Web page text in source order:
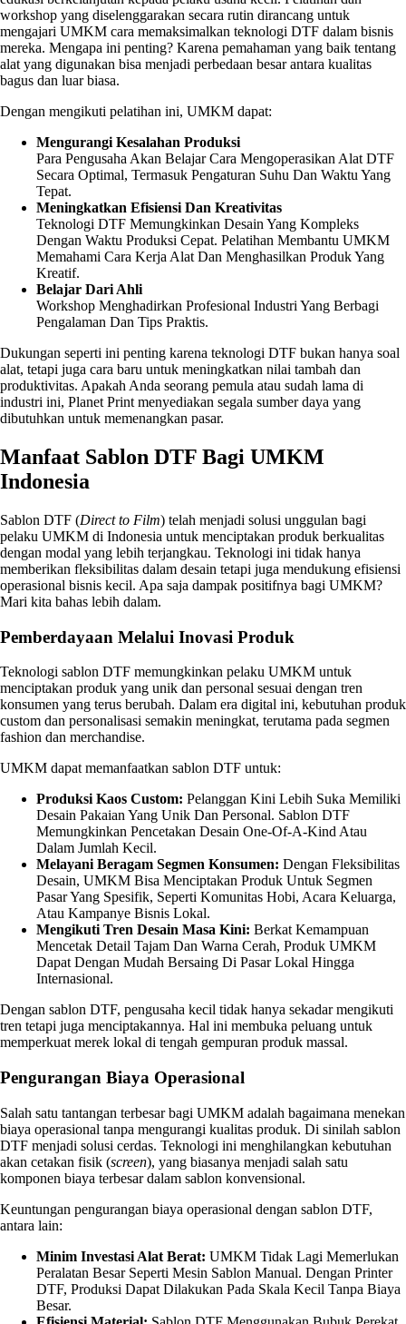
workshop yang diselenggarakan secara rutin dirancang untuk
mengajari UMKM cara memaksimalkan teknologi DTF dalam bisnis
mereka. Mengapa ini penting? Karena pemahaman yang baik tentang
alat yang digunakan bisa menjadi perbedaan besar antara kualitas
bagus dan luar biasa.
Dengan mengikuti pelatihan ini, UMKM dapat:
Mengurangi Kesalahan Produksi
Para Pengusaha Akan Belajar Cara Mengoperasikan Alat DTF
Secara Optimal, Termasuk Pengaturan Suhu Dan Waktu Yang
Tepat.
Meningkatkan Efisiensi Dan Kreativitas
Teknologi DTF Memungkinkan Desain Yang Kompleks
Dengan Waktu Produksi Cepat. Pelatihan Membantu UMKM
Memahami Cara Kerja Alat Dan Menghasilkan Produk Yang
Kreatif.
Belajar Dari Ahli
Workshop Menghadirkan Profesional Industri Yang Berbagi
Pengalaman Dan Tips Praktis.
Dukungan seperti ini penting karena teknologi DTF bukan hanya soal
alat, tetapi juga cara baru untuk meningkatkan nilai tambah dan
produktivitas. Apakah Anda seorang pemula atau sudah lama di
industri ini, Planet Print menyediakan segala sumber daya yang
dibutuhkan untuk memenangkan pasar.
Manfaat Sablon DTF Bagi UMKM
Indonesia
Sablon DTF (Direct to Film) telah menjadi solusi unggulan bagi
pelaku UMKM di Indonesia untuk menciptakan produk berkualitas
dengan modal yang lebih terjangkau. Teknologi ini tidak hanya
memberikan fleksibilitas dalam desain tetapi juga mendukung efisiensi
operasional bisnis kecil. Apa saja dampak positifnya bagi UMKM?
Mari kita bahas lebih dalam.
Pemberdayaan Melalui Inovasi Produk
Teknologi sablon DTF memungkinkan pelaku UMKM untuk
menciptakan produk yang unik dan personal sesuai dengan tren
konsumen yang terus berubah. Dalam era digital ini, kebutuhan produk
custom dan personalisasi semakin meningkat, terutama pada segmen
fashion dan merchandise.
UMKM dapat memanfaatkan sablon DTF untuk:
Produksi Kaos Custom: Pelanggan Kini Lebih Suka Memiliki
Desain Pakaian Yang Unik Dan Personal. Sablon DTF
Memungkinkan Pencetakan Desain One-Of-A-Kind Atau
Dalam Jumlah Kecil.
Melayani Beragam Segmen Konsumen: Dengan Fleksibilitas
Desain, UMKM Bisa Menciptakan Produk Untuk Segmen
Pasar Yang Spesifik, Seperti Komunitas Hobi, Acara Keluarga,
Atau Kampanye Bisnis Lokal.
Mengikuti Tren Desain Masa Kini: Berkat Kemampuan
Mencetak Detail Tajam Dan Warna Cerah, Produk UMKM
Dapat Dengan Mudah Bersaing Di Pasar Lokal Hingga
Internasional.
Dengan sablon DTF, pengusaha kecil tidak hanya sekadar mengikuti
tren tetapi juga menciptakannya. Hal ini membuka peluang untuk
memperkuat merek lokal di tengah gempuran produk massal.
Pengurangan Biaya Operasional
Salah satu tantangan terbesar bagi UMKM adalah bagaimana menekan
biaya operasional tanpa mengurangi kualitas produk. Di sinilah sablon
DTF menjadi solusi cerdas. Teknologi ini menghilangkan kebutuhan
akan cetakan fisik (screen), yang biasanya menjadi salah satu
komponen biaya terbesar dalam sablon konvensional.
Keuntungan pengurangan biaya operasional dengan sablon DTF,
antara lain:
Minim Investasi Alat Berat: UMKM Tidak Lagi Memerlukan
Peralatan Besar Seperti Mesin Sablon Manual. Dengan Printer
DTF, Produksi Dapat Dilakukan Pada Skala Kecil Tanpa Biaya
Besar.